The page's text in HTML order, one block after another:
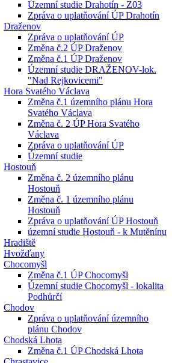
Územní studie Drahotín - Z03
Zpráva o uplatňování ÚP Drahotín
Draženov
Zpráva o uplatňování ÚP
Změna č.2 ÚP Draženov
Změna č.1 ÚP Draženov
Územní studie DRAŽENOV-lok.
"Nad Rejkovicemi"
Hora Svatého Václava
Změna č.1 územního plánu Hora
Svatého Václava
Změna č. 2 ÚP Hora Svatého
Václava
Zpráva o uplatňování ÚP
Územní studie
Hostouň
Změna č. 2 územního plánu
Hostouň
Změna č. 1 územního plánu
Hostouň
Zpráva o uplatňování ÚP Hostouň
územní studie Hostouň - k Mutěnínu
Hradiště
Hvožďany
Chocomyšl
Změna č.1 ÚP Chocomyšl
Územní studie Chocomyšl - lokalita
Podhůrčí
Chodov
Zpráva o uplatňování územního
plánu Chodov
Chodská Lhota
Změna č.1 ÚP Chodská Lhota